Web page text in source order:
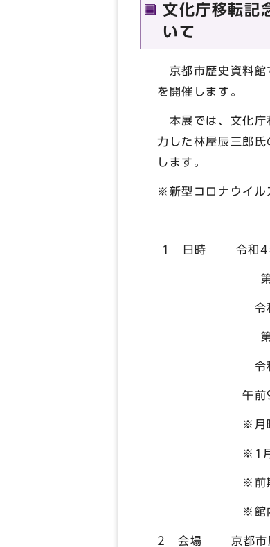
文化庁移転記
いて
京都市歴史資料館
を開催します
本展では、文化庁
力した林屋辰三郎
します。
※新型コロナウイル
1 日時 令和4年
第Ⅰ期「林屋
令和4年10月
第Ⅱ期「古都
令和5年1月28
午前9時
※月曜日、休祝
※1月24日（火
※前期・後期
※館内設備改修
2 会場 京都市歴